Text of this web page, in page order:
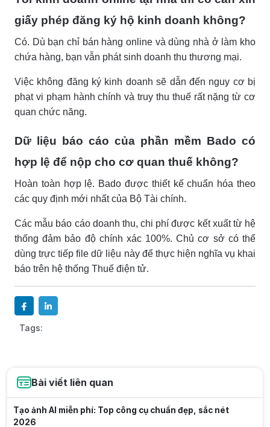
giấy phép đăng ký hộ kinh doanh không?
Có. Dù bạn chỉ bán hàng online và dùng nhà ở làm kho
chứa hàng, bạn vẫn phát sinh doanh thu thương mại.
Việc không đăng ký kinh doanh sẽ dẫn đến nguy cơ bị
phạt vi phạm hành chính và truy thu thuế rất nặng từ cơ
quan chức năng.
Dữ liệu báo cáo của phần mềm Bado có
hợp lệ để nộp cho cơ quan thuế không?
Hoàn toàn hợp lệ. Bado được thiết kế chuẩn hóa theo
các quy định mới nhất của Bộ Tài chính.
Các mẫu báo cáo doanh thu, chi phí được kết xuất từ hệ
thống đảm bảo độ chính xác 100%. Chủ cơ sở có thể
dùng trực tiếp file dữ liệu này để thực hiện nghĩa vụ khai
báo trên hệ thống Thuế điện tử.
Tags:
Bài viết liên quan
Tạo ảnh AI miễn phí: Top công cụ chuẩn đẹp, sắc nét
2026